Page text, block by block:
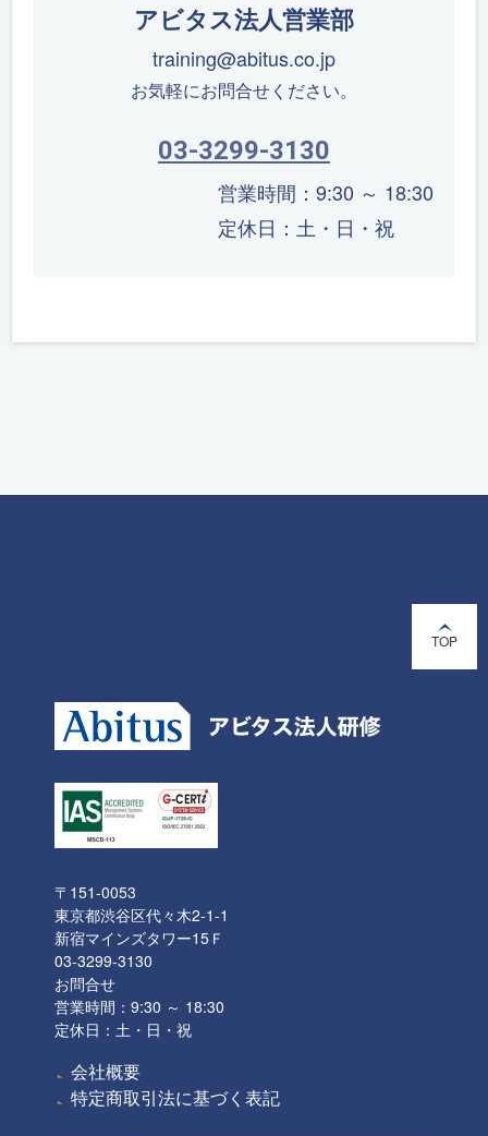
アビタス法人営業部
training@abitus.co.jp
お気軽にお問合せください。
03-3299-3130
営業時間：9:30 ～ 18:30
定休日：土・日・祝
TOP
〒151-0053
東京都渋谷区代々木2-1-1
新宿マインズタワー15Ｆ
03-3299-3130
お問合せ
営業時間：9:30 ～ 18:30
定休日：土・日・祝
会社概要
特定商取引法に基づく表記